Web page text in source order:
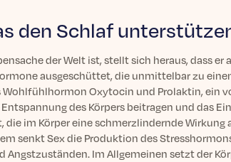
den Schlaf
der Welt ist, stellt sich heraus, dass er
ausgeschüttet, die unmittelbar zu
Oxytocin und Prolaktin, ein
des Körpers beitragen und das
im Körper eine schmerzlindernde Wirkung
senkt Sex die Produktion des
Im Allgemeinen setzt der